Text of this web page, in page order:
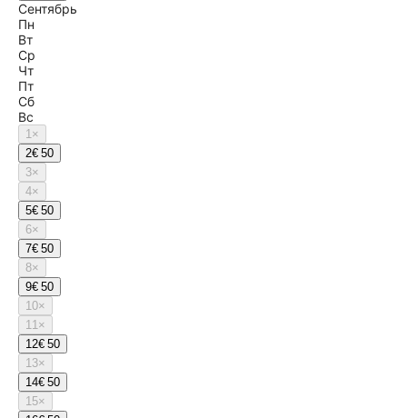
Сентябрь
Пн
Вт
Ср
Чт
Пт
Сб
Вс
1×
2€ 50
3×
4×
5€ 50
6×
7€ 50
8×
9€ 50
10×
11×
12€ 50
13×
14€ 50
15×